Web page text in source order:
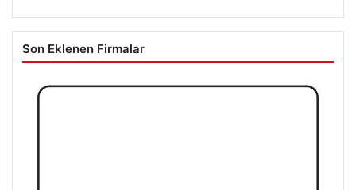
Son Eklenen Firmalar